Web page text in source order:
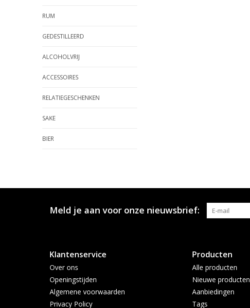
RUM
GEDESTILLEERD
ALCOHOLVRIJ
ACCESSOIRES
RELATIEGESCHENKEN
SAKE
BIER
Meld je aan voor onze nieuwsbrief:
Klantenservice
Over ons
Openingstijden
Algemene voorwaarden
Privacy Policy
Producten
Alle producten
Nieuwe producten
Aanbiedingen
Tags